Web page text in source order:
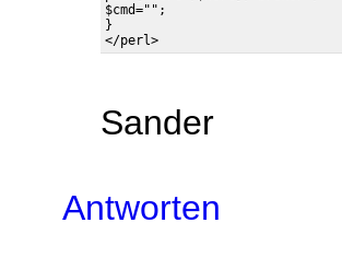
$cmd="";
}
Sander
Antworten